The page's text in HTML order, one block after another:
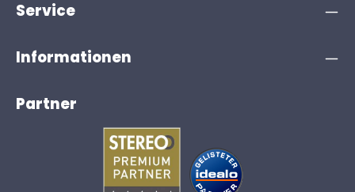
Service
Informationen
Partner